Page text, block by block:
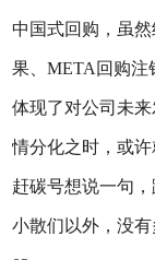
中国式回购，虽
果、META回购注
体现了对公司未
情分化之时，或许
赶碳号想说一句
小散们以外，没有